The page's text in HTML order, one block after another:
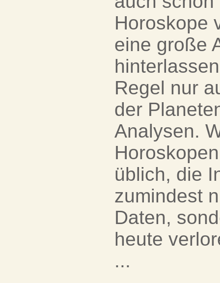
Horoskope
eine große
Regel nur
der
Analysen.
üblich, die
zumindest
Daten,
heute
...